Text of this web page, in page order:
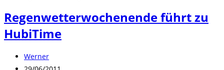
Regenwetterwochenende führt zu
HubiTime
Beitrags-
Werner